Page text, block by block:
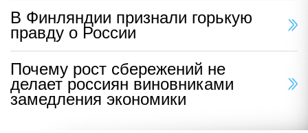
В Финляндии признали горькую
правду о России
Почему рост сбережений не
делает россиян виновниками
замедления экономики